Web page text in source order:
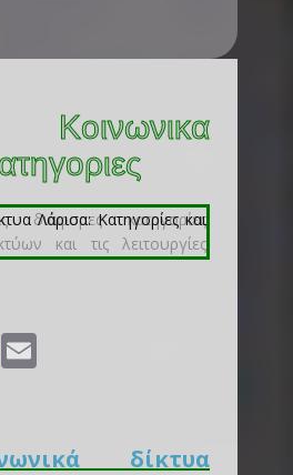
Κοινωνικα
Mastodon
δίκτυα